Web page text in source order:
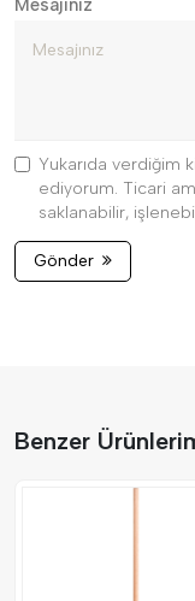
Mesajınız
Yukarıda verdiğim
ediyorum. Ticari
saklanabilir,
Gönder
Benzer